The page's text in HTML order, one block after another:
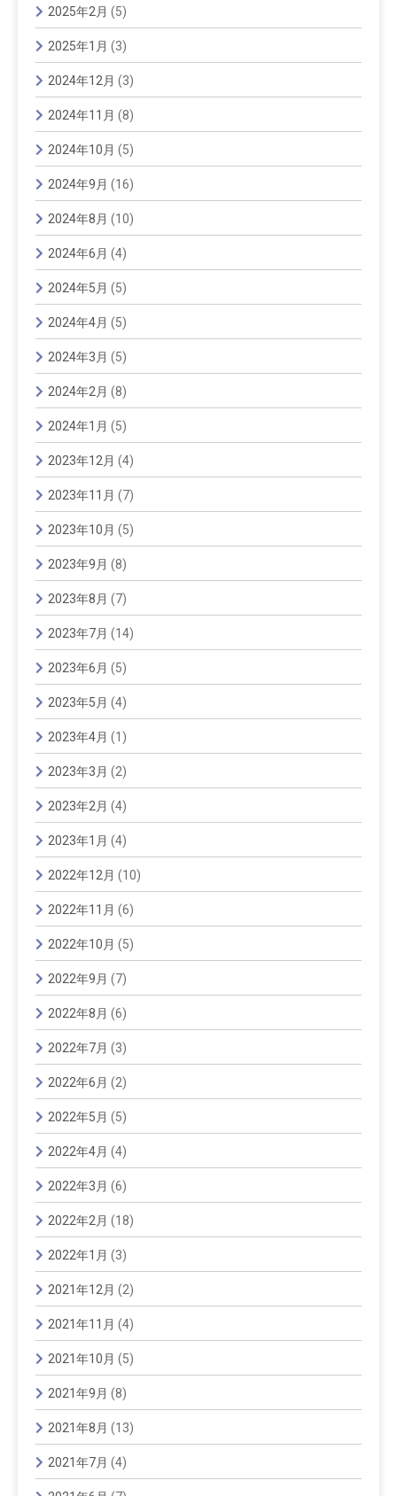
2025年2月 (5)
2025年1月 (3)
2024年12月 (3)
2024年11月 (8)
2024年10月 (5)
2024年9月 (16)
2024年8月 (10)
2024年6月 (4)
2024年5月 (5)
2024年4月 (5)
2024年3月 (5)
2024年2月 (8)
2024年1月 (5)
2023年12月 (4)
2023年11月 (7)
2023年10月 (5)
2023年9月 (8)
2023年8月 (7)
2023年7月 (14)
2023年6月 (5)
2023年5月 (4)
2023年4月 (1)
2023年3月 (2)
2023年2月 (4)
2023年1月 (4)
2022年12月 (10)
2022年11月 (6)
2022年10月 (5)
2022年9月 (7)
2022年8月 (6)
2022年7月 (3)
2022年6月 (2)
2022年5月 (5)
2022年4月 (4)
2022年3月 (6)
2022年2月 (18)
2022年1月 (3)
2021年12月 (2)
2021年11月 (4)
2021年10月 (5)
2021年9月 (8)
2021年8月 (13)
2021年7月 (4)